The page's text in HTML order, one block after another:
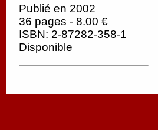
Publié en 2002
36 pages - 8.00 €
ISBN: 2-87282-358-1
Disponible